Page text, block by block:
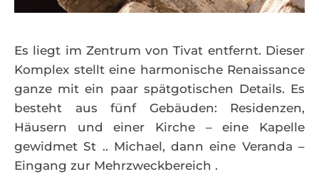
Es liegt im Zentrum von Tivat entfernt. Dieser
Komplex stellt eine harmonische Renaissance
ganze mit ein paar spätgotischen Details. Es
besteht aus fünf Gebäuden: Residenzen,
Häusern und einer Kirche – eine Kapelle
gewidmet St .. Michael, dann eine Veranda –
Eingang zur Mehrzweckbereich .